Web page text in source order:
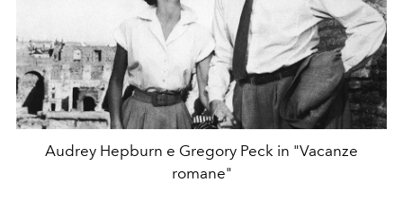
Audrey Hepburn e Gregory Peck in "Vacanze
romane"